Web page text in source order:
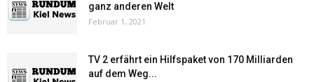
ganz anderen Welt
Februar 1, 2021
TV 2 erfährt ein Hilfspaket von 170 Milliarden
auf dem Weg...